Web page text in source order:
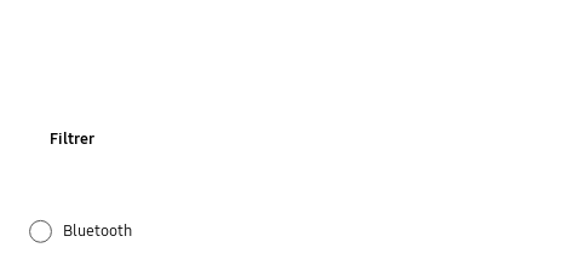
Filtrer
Bluetooth